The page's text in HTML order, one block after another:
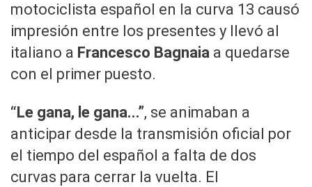
motociclista español en la curva 13 causó
impresión entre los presentes y llevó al
italiano a Francesco Bagnaia a quedarse
con el primer puesto.
“Le gana, le gana...”, se animaban a
anticipar desde la transmisión oficial por
el tiempo del español a falta de dos
curvas para cerrar la vuelta. El